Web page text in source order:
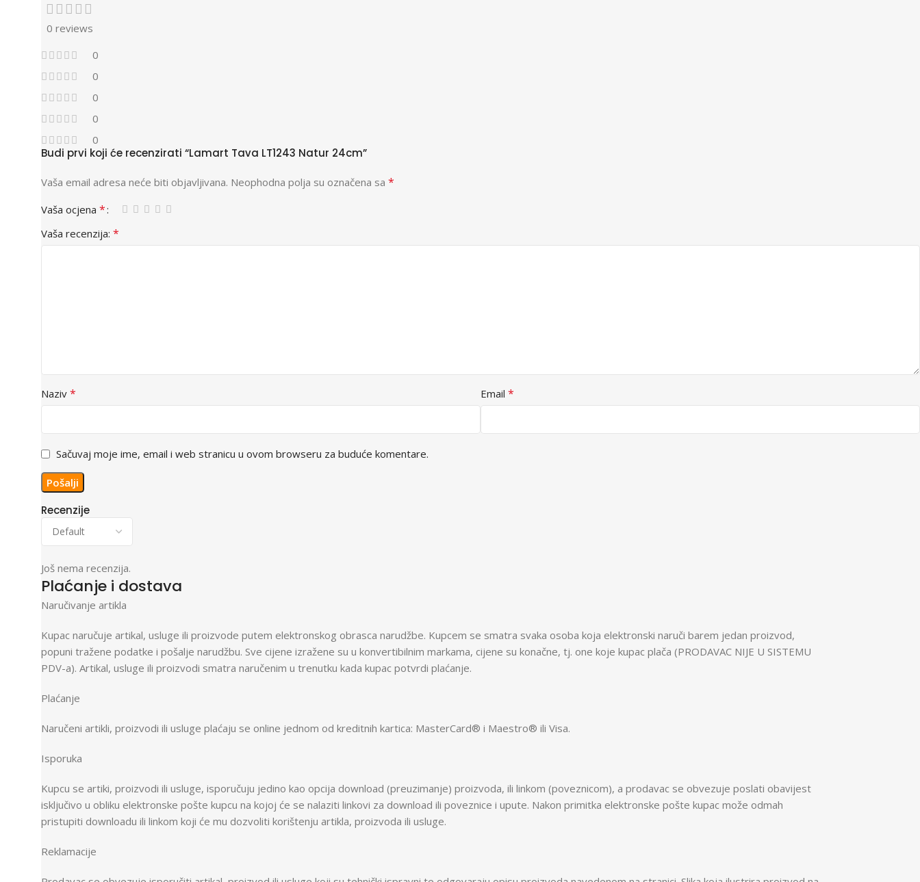
0 reviews
0
0
0
0
0
Recenzije
Još nema recenzija.
Budi prvi koji će recenzirati “Lamart Tava LT1243 Natur 24cm”
Vaša email adresa neće biti objavljivana. Neophodna polja su označena sa *
Vaša ocjena *
Vaša recenzija: *
Naziv * Email *
Sačuvaj moje ime, email i web stranicu u ovom browseru za buduće komentare.
Plaćanje i dostava
Naručivanje artikla
Kupac naručuje artikal, usluge ili proizvode putem elektronskog obrasca narudžbe. Kupcem se smatra svaka osoba koja elektronski naruči barem jedan proizvod,
popuni tražene podatke i pošalje narudžbu. Sve cijene izražene su u konvertibilnim markama, cijene su konačne, tj. one koje kupac plača (PRODAVAC NIJE U SISTEMU
PDV-a). Artikal, usluge ili proizvodi smatra naručenim u trenutku kada kupac potvrdi plaćanje.
Plaćanje
Naručeni artikli, proizvodi ili usluge plaćaju se online jednom od kreditnih kartica: MasterCard® i Maestro® ili Visa.
Isporuka
Kupcu se artiki, proizvodi ili usluge, isporučuju jedino kao opcija download (preuzimanje) proizvoda, ili linkom (poveznicom), a prodavac se obvezuje poslati obavijest
isključivo u obliku elektronske pošte kupcu na kojoj će se nalaziti linkovi za download ili poveznice i upute. Nakon primitka elektronske pošte kupac može odmah
pristupiti downloadu ili linkom koji će mu dozvoliti korištenju artikla, proizvoda ili usluge.
Reklamacije